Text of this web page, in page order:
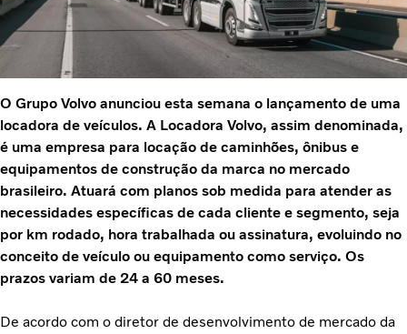
O Grupo Volvo anunciou esta semana o lançamento de uma
locadora de veículos. A Locadora Volvo, assim denominada,
é uma empresa para locação de caminhões, ônibus e
equipamentos de construção da marca no mercado
brasileiro. Atuará com planos sob medida para atender as
necessidades específicas de cada cliente e segmento, seja
por km rodado, hora trabalhada ou assinatura, evoluindo no
conceito de veículo ou equipamento como serviço. Os
prazos variam de 24 a 60 meses.
De acordo com o diretor de desenvolvimento de mercado da